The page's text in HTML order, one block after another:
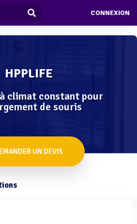
CONNEXION
HPPLIFE
climat constant pour
de souris
UN DEVIS